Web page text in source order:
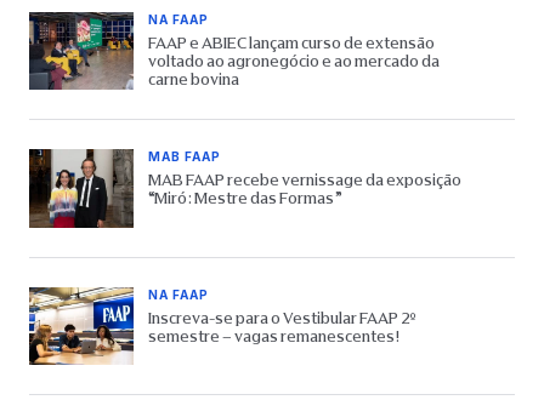
NA FAAP
FAAP e ABIEC lançam curso de extensão
voltado ao agronegócio e ao mercado da
carne bovina
MAB FAAP
MAB FAAP recebe vernissage da exposição
“Miró: Mestre das Formas”
NA FAAP
Inscreva-se para o Vestibular FAAP 2º
semestre – vagas remanescentes!